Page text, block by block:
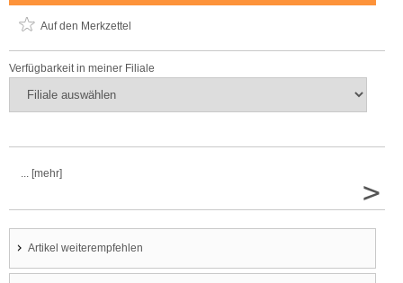
Auf den Merkzettel
Verfügbarkeit in meiner Filiale
... [mehr]
>
Artikel weiterempfehlen